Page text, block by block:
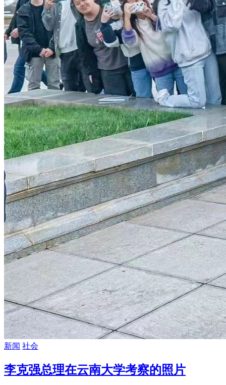
新闻 社会
李克强总理在云南大学考察的照片